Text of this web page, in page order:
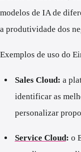
modelos de IA de
a produtividade dos
Exemplos de uso do
Sales Cloud: a
identificar as
personalizar
Service Cloud: o